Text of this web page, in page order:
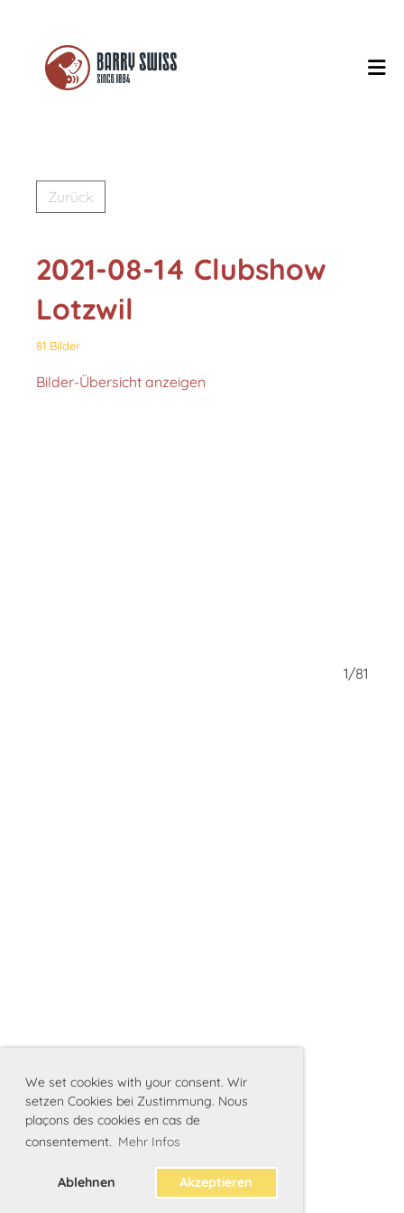
We set cookies with your consent. Wir
setzen Cookies bei Zustimmung. Nous
plaçons des cookies en cas de
consentement. Mehr Infos
Ablehnen Akzeptieren
Zurück
2021-08-14 Clubshow
Lotzwil
81 Bilder
Bilder-Übersicht anzeigen
1/81